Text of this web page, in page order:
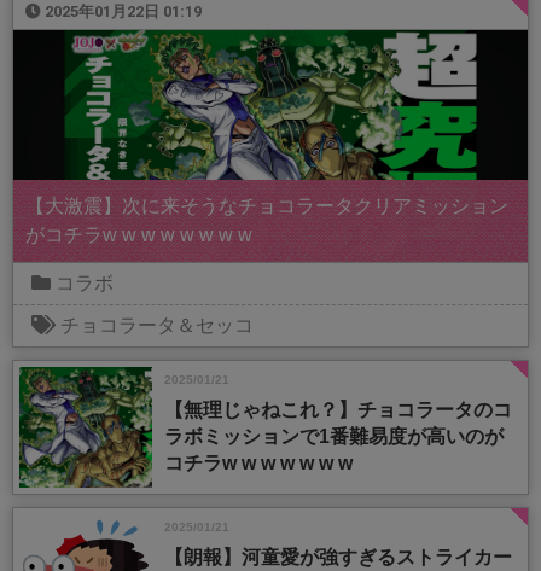
2025年01月22日 01:19
【大激震】次に来そうなチョコラータクリアミッション
がコチラw w w w w w w w
コラボ
チョコラータ＆セッコ
2025/01/21
【無理じゃねこれ？】チョコラータのコ
ラボミッションで1番難易度が高いのが
コチラw w w w w w w
2025/01/21
【朗報】河童愛が強すぎるストライカー